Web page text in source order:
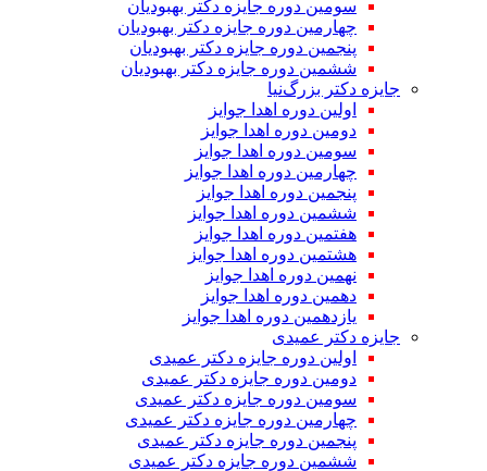
سومین دوره جایزه دکتر بهبودیان
چهارمین دوره جایزه دکتر بهبودیان
پنجمین دوره جایزه دکتر بهبودیان
ششمین دوره جایزه دکتر بهبودیان
جایزه دکتر بزرگ‌نیا
اولین دوره اهدا جوایز
دومین دوره اهدا جوایز
سومین دوره اهدا جوایز
چهارمین دوره اهدا جوایز
پنجمین دوره اهدا جوایز
ششمین دوره اهدا جوایز
هفتمین دوره اهدا جوایز
هشتمین دوره اهدا جوایز
نهمین دوره اهدا جوایز
دهمین دوره اهدا جوایز
یازدهمین دوره اهدا جوایز
جایزه دکتر عمیدی
اولین دوره جایزه دکتر عمیدی
دومین دوره جایزه دکتر عمیدی
سومین دوره جایزه دکتر عمیدی
چهارمین دوره جایزه دکتر عمیدی
پنجمین دوره جایزه دکتر عمیدی
ششمین دوره جایزه دکتر عمیدی